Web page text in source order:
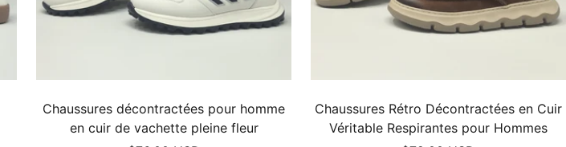
Chaussures décontractées pour homme
en cuir de vachette pleine fleur
Chaussures Rétro Décontractées en Cuir
Véritable Respirantes pour Hommes